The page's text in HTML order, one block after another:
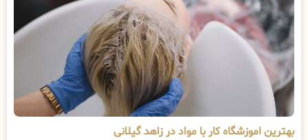
بهترین اموزشگاه کار با مواد در زاهد گیلانی